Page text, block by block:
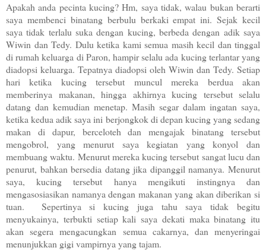
Apakah anda pecinta kucing? Hm, saya tidak, walau bukan berarti
saya membenci binatang berbulu berkaki empat ini. Sejak kecil
saya tidak terlalu suka dengan kucing, berbeda dengan adik saya
Wiwin dan Tedy. Dulu ketika kami semua masih kecil dan tinggal
di rumah keluarga di Paron, hampir selalu ada kucing terlantar yang
diadopsi keluarga. Tepatnya diadopsi oleh Wiwin dan Tedy. Setiap
hari ketika kucing tersebut muncul mereka berdua akan
memberinya makanan, hingga akhirnya kucing tersebut selalu
datang dan kemudian menetap. Masih segar dalam ingatan saya,
ketika kedua adik saya ini berjongkok di depan kucing yang sedang
makan di dapur, berceloteh dan mengajak binatang tersebut
mengobrol, yang menurut saya kegiatan yang konyol dan
membuang waktu. Menurut mereka kucing tersebut sangat lucu dan
penurut, bahkan bersedia datang jika dipanggil namanya. Menurut
saya, kucing tersebut hanya mengikuti instingnya dan
mengasosiasikan namanya dengan makanan yang akan diberikan si
tuan. Sepertinya si kucing juga tahu saya tidak begitu
menyukainya, terbukti setiap kali saya dekati maka binatang itu
akan segera mengacungkan semua cakarnya, dan menyeringai
menunjukkan gigi vampirnya yang tajam.